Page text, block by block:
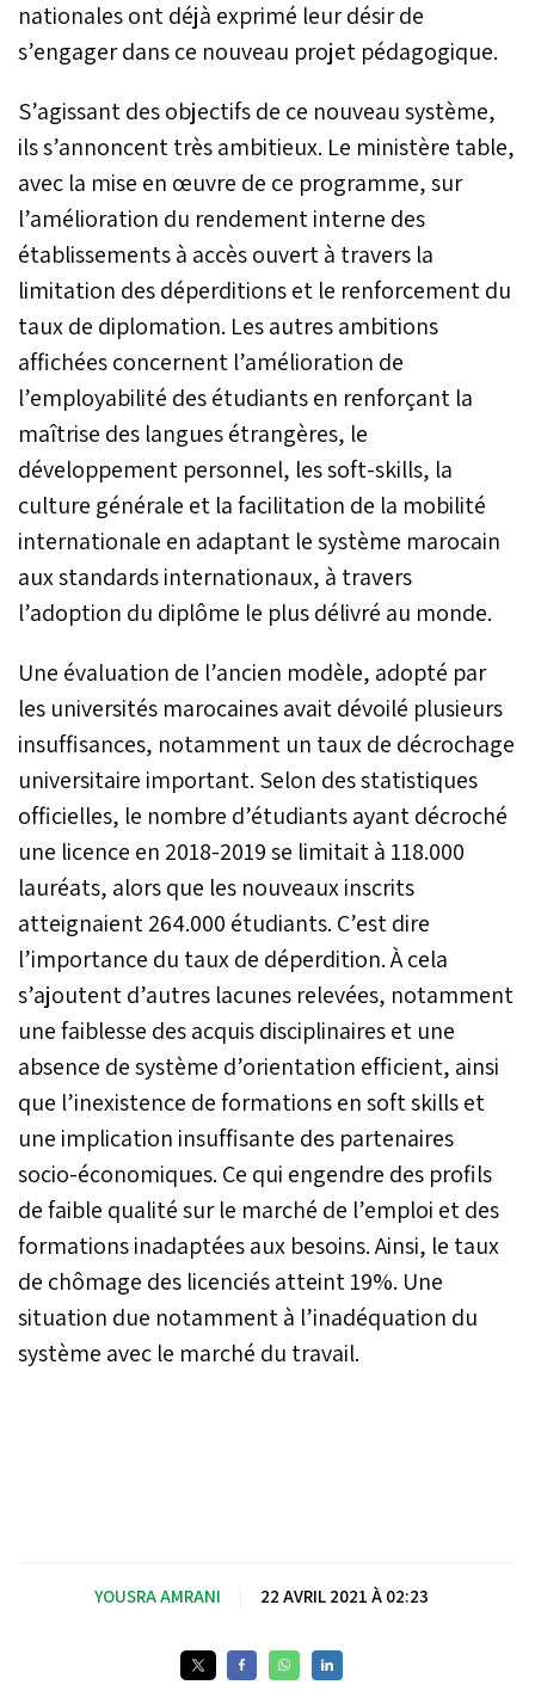
nationales ont déjà exprimé leur désir de
s’engager dans ce nouveau projet pédagogique.
S’agissant des objectifs de ce nouveau système,
ils s’annoncent très ambitieux. Le ministère table,
avec la mise en œuvre de ce programme, sur
l’amélioration du rendement interne des
établissements à accès ouvert à travers la
limitation des déperditions et le renforcement du
taux de diplomation. Les autres ambitions
affichées concernent l’amélioration de
l’employabilité des étudiants en renforçant la
maîtrise des langues étrangères, le
développement personnel, les soft-skills, la
culture générale et la facilitation de la mobilité
internationale en adaptant le système marocain
aux standards internationaux, à travers
l’adoption du diplôme le plus délivré au monde.
Une évaluation de l’ancien modèle, adopté par
les universités marocaines avait dévoilé plusieurs
insuffisances, notamment un taux de décrochage
universitaire important. Selon des statistiques
officielles, le nombre d’étudiants ayant décroché
une licence en 2018-2019 se limitait à 118.000
lauréats, alors que les nouveaux inscrits
atteignaient 264.000 étudiants. C’est dire
l’importance du taux de déperdition. À cela
s’ajoutent d’autres lacunes relevées, notamment
une faiblesse des acquis disciplinaires et une
absence de système d’orientation efficient, ainsi
que l’inexistence de formations en soft skills et
une implication insuffisante des partenaires
socio-économiques. Ce qui engendre des profils
de faible qualité sur le marché de l’emploi et des
formations inadaptées aux besoins. Ainsi, le taux
de chômage des licenciés atteint 19%. Une
situation due notamment à l’inadéquation du
système avec le marché du travail.
YOUSRA AMRANI 22 AVRIL 2021 À 02:23